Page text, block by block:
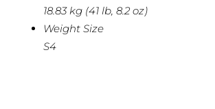
18.83 kg (41 lb, 8.2 oz)
Weight Size
S4